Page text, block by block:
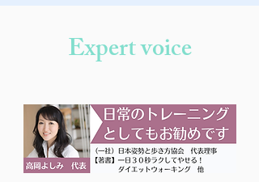
Expert voice